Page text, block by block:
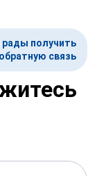
рады получить
связь